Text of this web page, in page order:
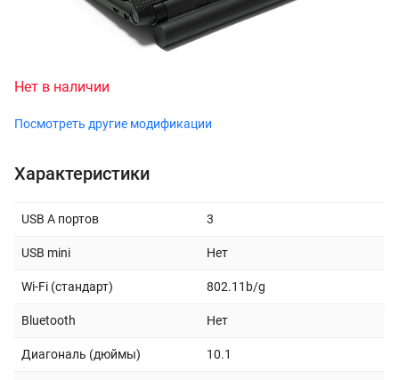
Нет в наличии
Посмотреть другие модификации
Характеристики
USB A портов 3
USB mini Нет
Wi-Fi (стандарт) 802.11b/g
Bluetooth Нет
Диагональ (дюймы) 10.1